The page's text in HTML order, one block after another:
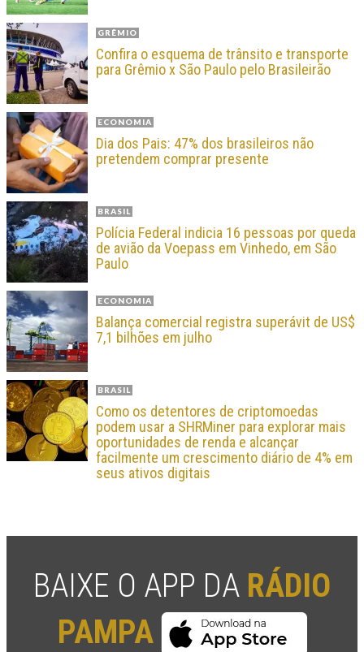
GRÊMIO
Confira o esquema de trânsito e transporte
para Grêmio x São Paulo pelo Brasileirão
ECONOMIA
Dia dos Pais: 47% dos brasileiros não
pretendem comprar presente
BRASIL
Polícia Federal indicia 16 pessoas por queda
de avião da Voepass em Vinhedo, em São
Paulo
ECONOMIA
Balança comercial registra superávit de US$
7,1 bilhões em julho
BRASIL
Como os detentores de criptomoedas
podem usar a SHRMiner para explorar mais
oportunidades de renda e alcançar
facilmente um crescimento diário de 4% em
seus ativos digitais
BAIXE O APP DA RÁDIO
PAMPA